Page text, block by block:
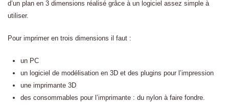
d’un plan en 3 dimensions réalisé grâce à un logiciel assez simple à
utiliser.
Pour imprimer en trois dimensions il faut :
un PC
un logiciel de modélisation en 3D et des plugins pour l’impression
une imprimante 3D
des consommables pour l’imprimante : du nylon à faire fondre.